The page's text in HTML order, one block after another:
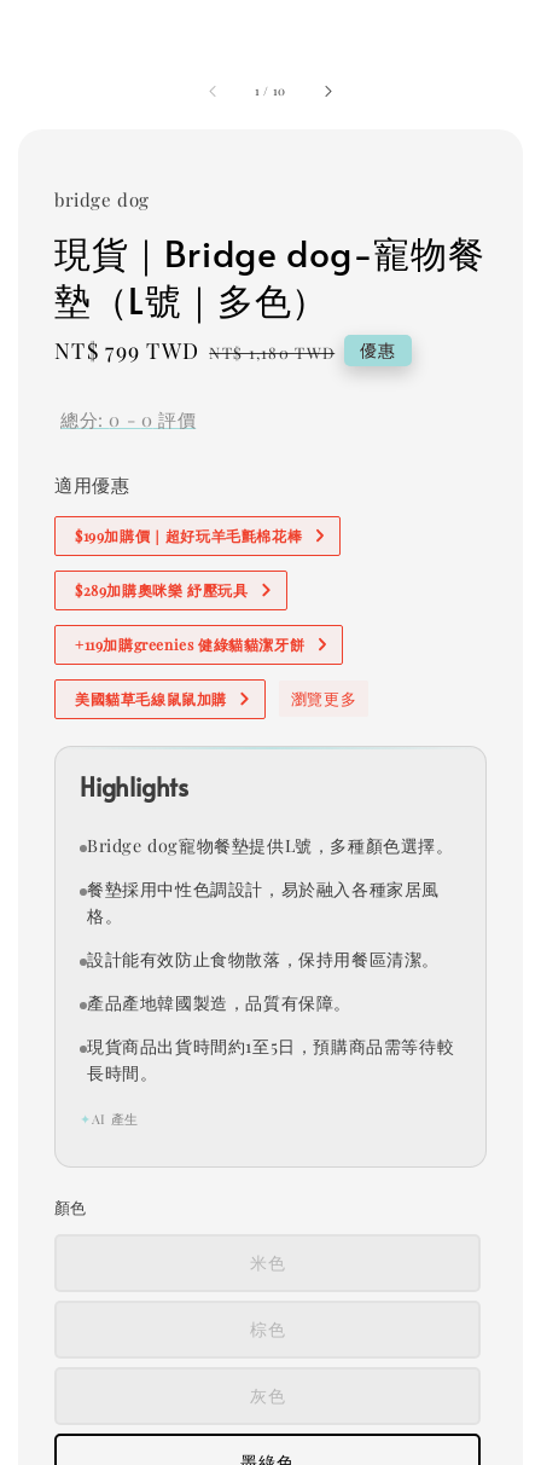
1 / 10
bridge dog
現貨｜Bridge dog-寵物餐
墊（L號｜多色）
Sale
NT$ 799 TWD Regular
NT$ 1,180 TWD 優惠
總分: 0 - 0 評價
適用優惠
$199加購價｜超好玩羊毛氈棉花棒
$289加購奧咪樂 紓壓玩具
+119加購greenies 健綠貓貓潔牙餅
美國貓草毛線鼠鼠加購 瀏覽更多
Highlights
Bridge dog寵物餐墊提供L號，多種顏色選擇。
餐墊採用中性色調設計，易於融入各種家居風
格。
設計能有效防止食物散落，保持用餐區清潔。
產品產地韓國製造，品質有保障。
現貨商品出貨時間約1至5日，預購商品需等待較
長時間。
✦ AI 產生
顏色
米色
棕色
灰色